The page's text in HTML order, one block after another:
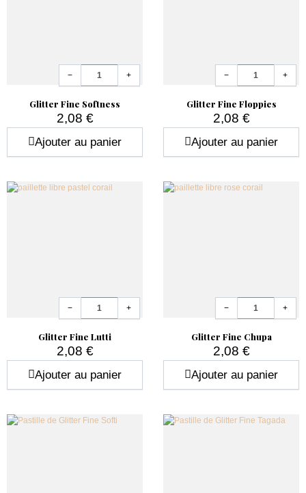
Glitter Fine Softness
2,08 €
− +
Ajouter au panier
Glitter Fine Floppies
2,08 €
− +
Ajouter au panier
Glitter Fine Lutti
2,08 €
− +
Ajouter au panier
Glitter Fine Chupa
2,08 €
− +
Ajouter au panier